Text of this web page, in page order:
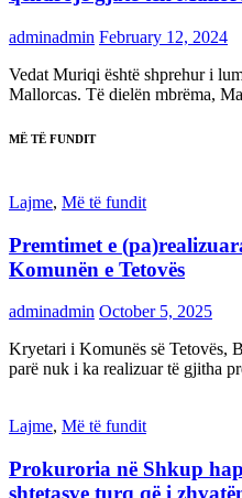
adminadmin February 12, 2024
Vedat Muriqi është shprehur i
Mallorcas. Të dielën mbrëma,
MË TË FUNDIT
Lajme, Më të fundit
Premtimet e
Komunën e Tetovës
adminadmin October 5, 2025
Kryetari i Komunës së Tetovës,
parë nuk i ka realizuar të gjitha
Lajme, Më të fundit
Prokuroria në Shkup
shtetasve turq që i